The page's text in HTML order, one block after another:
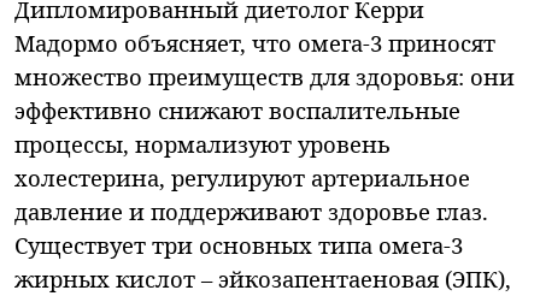
Дипломированный диетолог Керри
Мадормо объясняет, что омега-3 приносят
множество преимуществ для здоровья: они
эффективно снижают воспалительные
процессы, нормализуют уровень
холестерина, регулируют артериальное
давление и поддерживают здоровье глаз.
Существует три основных типа омега-3
жирных кислот – эйкозапентаеновая (ЭПК),